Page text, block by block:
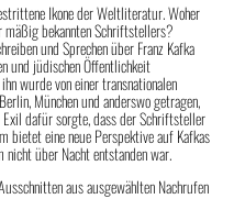
Ikone der Weltliteratur. Woher
mäßig bekannten Schriftstellers?
und Sprechen über Franz Kafka
und jüdischen Öffentlichkeit
wurde von einer transnationalen
München und anderswo getragen,
Exil dafür sorgte, dass der Schriftsteller
bietet eine neue Perspektive auf Kafkas
über Nacht entstanden war.
aus ausgewählten Nachrufen